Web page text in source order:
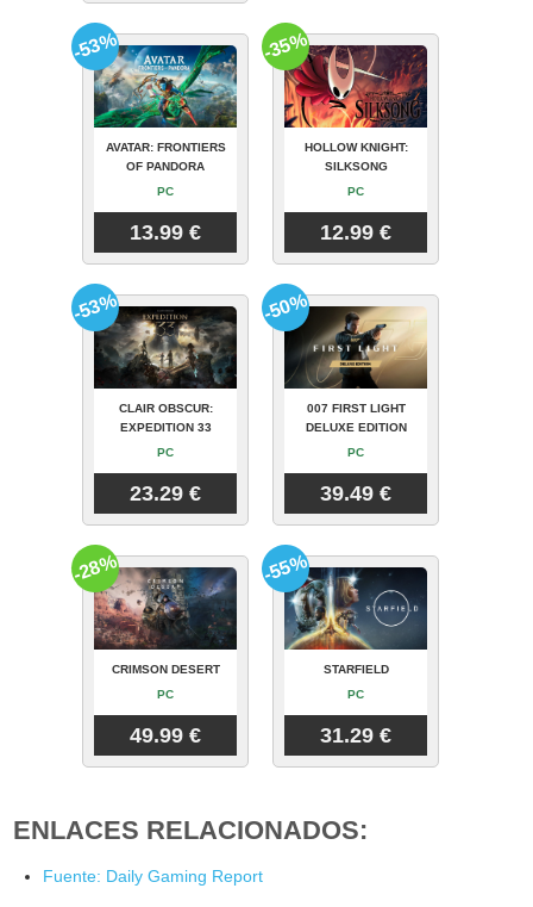
AVATAR: FRONTIERS
OF PANDORA
PC
13.99 €
-53%
HOLLOW KNIGHT:
SILKSONG
PC
12.99 €
-35%
CLAIR OBSCUR:
EXPEDITION 33
PC
23.29 €
-53%
007 FIRST LIGHT
DELUXE EDITION
PC
39.49 €
-50%
CRIMSON DESERT
PC
49.99 €
-28%
STARFIELD
PC
31.29 €
-55%
ENLACES RELACIONADOS:
Fuente: Daily Gaming Report